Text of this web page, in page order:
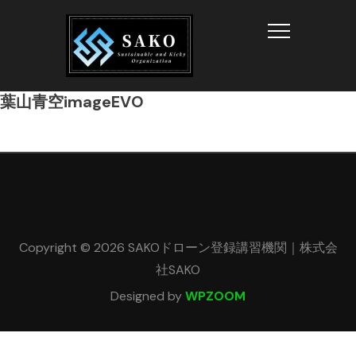
Info
葉山青空imageEVO
Copyright © 2026 SAKOドローン登録講習機関｜株式会
社SAKO
Designed byWPZOOM